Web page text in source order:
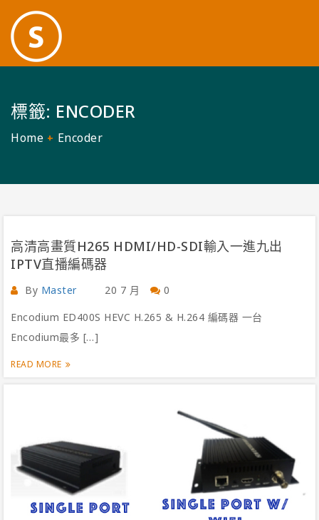
標籤: ENCODER
Home Encoder
高清高畫質H265 HDMI/HD-SDI輸入一進九出
IPTV直播編碼器
By Master 20 7 月
0
Encodium ED400S HEVC H.265 & H.264 編碼器 一台
Encodium最多 […]
READ MORE